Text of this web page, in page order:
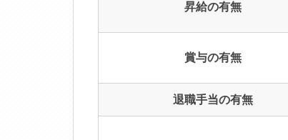
昇給の有無
賞与の有無
退職手当の有無